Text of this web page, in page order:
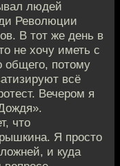
людей
Революции
В тот же день в
не хочу иметь с
общего, потому
всё
Вечером я
что
Я просто
и куда